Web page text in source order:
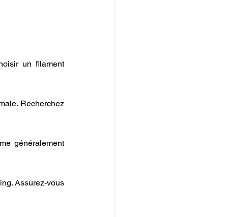
un filament
Recherchez
généralement
Assurez-vous